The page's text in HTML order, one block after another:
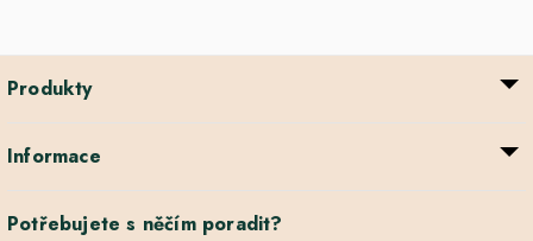
Produkty
Informace
Potřebujete s něčím poradit?